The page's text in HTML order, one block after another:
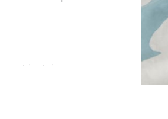
ambientais
Paquistão